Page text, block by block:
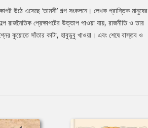
উঠে এসেছে ‘তামসী’ গল্প সংকলনে। লেখক প্রান্তিক মানুষের
রাজনৈতিক প্রেক্ষাপটের উত্তাপ পাওয়া যায়, রাজনীতি ও তার
কুয়োতে সাঁতার কাটা, হাবুডুবু খাওয়া। এবং শেষে বাস্তব ও